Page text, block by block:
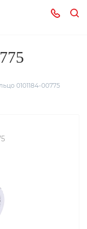
0101184-00775